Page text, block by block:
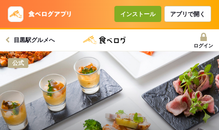
インストール アプリで開く
目黒駅グルメへ
ログイン
公式